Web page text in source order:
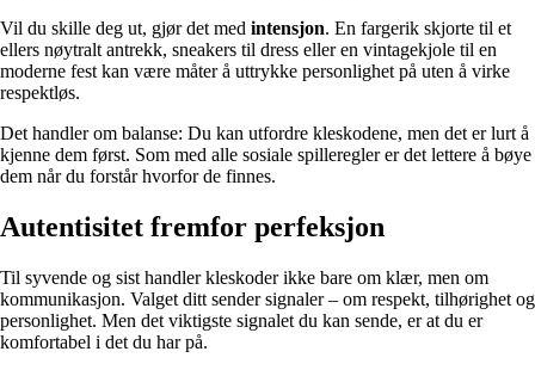
Vil du skille deg ut, gjør det med intensjon. En fargerik skjorte til et
ellers nøytralt antrekk, sneakers til dress eller en vintagekjole til en
moderne fest kan være måter å uttrykke personlighet på uten å virke
respektløs.
Det handler om balanse: Du kan utfordre kleskodene, men det er lurt å
kjenne dem først. Som med alle sosiale spilleregler er det lettere å bøye
dem når du forstår hvorfor de finnes.
Autentisitet fremfor perfeksjon
Til syvende og sist handler kleskoder ikke bare om klær, men om
kommunikasjon. Valget ditt sender signaler – om respekt, tilhørighet og
personlighet. Men det viktigste signalet du kan sende, er at du er
komfortabel i det du har på.